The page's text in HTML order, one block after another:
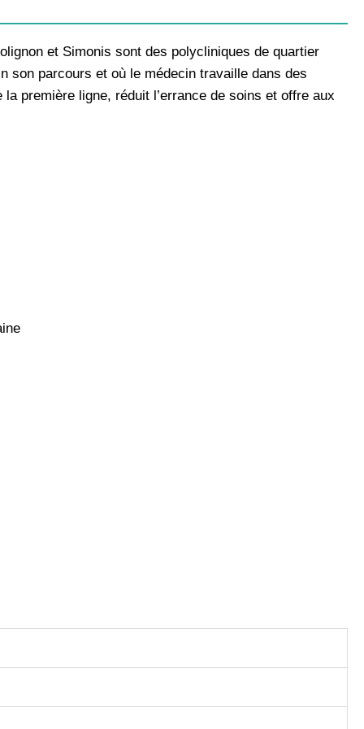
et Simonis sont des polycliniques de quartier
son parcours et où le médecin travaille dans des
première ligne, réduit l’errance de soins et offre aux